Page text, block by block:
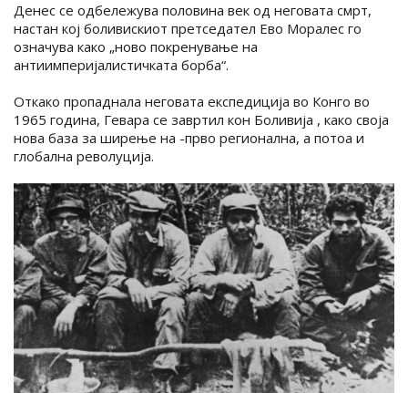
Денес се одбележува половина век од неговата смрт,
настан кој боливискиот претседател Ево Моралес го
означува како „ново покренување на
антиимперијалистичката борба“.
Откако пропаднала неговата експедиција во Конго во
1965 година, Гевара се завртил кон Боливија , како своја
нова база за ширење на -прво регионална, а потоа и
глобална револуција.